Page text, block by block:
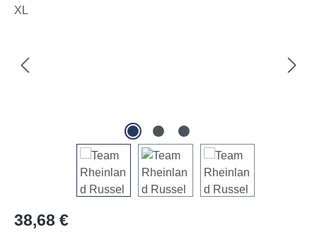
Regulärer Preis:
38,68 €